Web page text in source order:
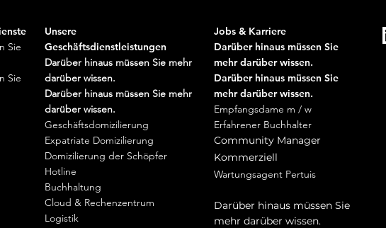
Sie
Sie
Unsere
Geschäftsdienstleistungen
Darüber hinaus müssen Sie mehr
darüber wissen.
Darüber hinaus müssen Sie mehr
darüber wissen.
Geschäftsdomizilierung
Expatriate Domizilierung
Domizilierung der Schöpfer
Hotline
Buchhaltung
Cloud & Rechenzentrum
Logistik
Jobs & Karriere
Darüber hinaus müssen Sie
mehr darüber wissen.
Darüber hinaus müssen Sie
mehr darüber wissen.
Empfangsdame m / w
Erfahrener Buchhalter
Community Manager
Kommerziell
Wartungsagent Pertuis
Darüber hinaus müssen Sie
mehr darüber wissen.